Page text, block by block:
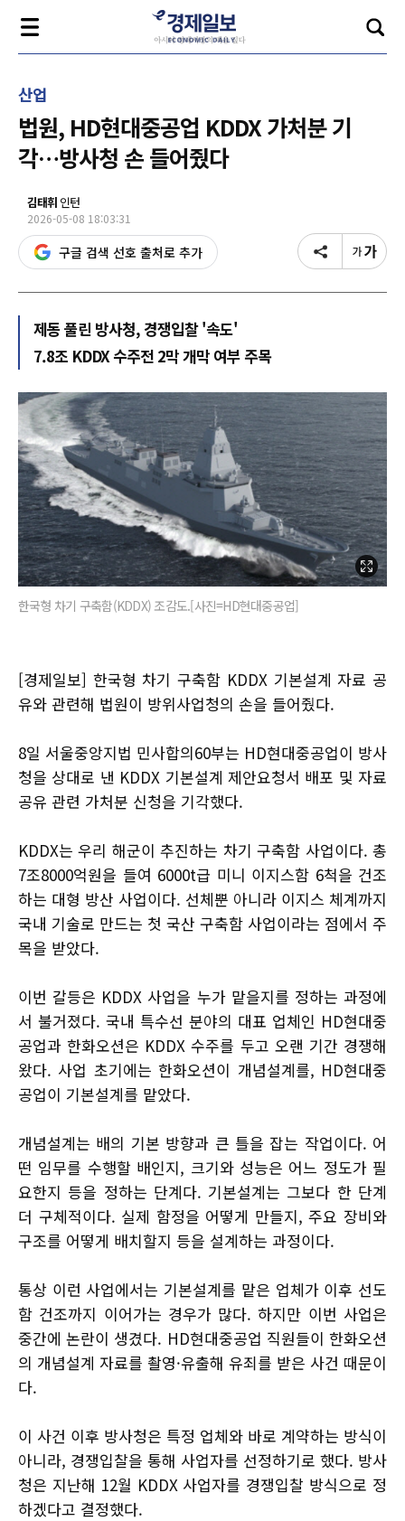
산업
법원, HD현대중공업 KDDX 가처분 기
각…방사청 손 들어줬다
김태휘 인턴
2026-05-08 18:03:31
구글 검색 선호 출처로 추가
제동 풀린 방사청, 경쟁입찰 '속도'
7.8조 KDDX 수주전 2막 개막 여부 주목
한국형 차기 구축함(KDDX) 조감도.[사진=HD현대중공업]
[경제일보] 한국형 차기 구축함 KDDX 기본설계 자료 공
유와 관련해 법원이 방위사업청의 손을 들어줬다.
8일 서울중앙지법 민사합의60부는 HD현대중공업이 방사
청을 상대로 낸 KDDX 기본설계 제안요청서 배포 및 자료
공유 관련 가처분 신청을 기각했다.
KDDX는 우리 해군이 추진하는 차기 구축함 사업이다. 총
7조8000억원을 들여 6000t급 미니 이지스함 6척을 건조
하는 대형 방산 사업이다. 선체뿐 아니라 이지스 체계까지
국내 기술로 만드는 첫 국산 구축함 사업이라는 점에서 주
목을 받았다.
이번 갈등은 KDDX 사업을 누가 맡을지를 정하는 과정에
서 불거졌다. 국내 특수선 분야의 대표 업체인 HD현대중
공업과 한화오션은 KDDX 수주를 두고 오랜 기간 경쟁해
왔다. 사업 초기에는 한화오션이 개념설계를, HD현대중
공업이 기본설계를 맡았다.
개념설계는 배의 기본 방향과 큰 틀을 잡는 작업이다. 어
떤 임무를 수행할 배인지, 크기와 성능은 어느 정도가 필
요한지 등을 정하는 단계다. 기본설계는 그보다 한 단계
더 구체적이다. 실제 함정을 어떻게 만들지, 주요 장비와
구조를 어떻게 배치할지 등을 설계하는 과정이다.
통상 이런 사업에서는 기본설계를 맡은 업체가 이후 선도
함 건조까지 이어가는 경우가 많다. 하지만 이번 사업은
중간에 논란이 생겼다. HD현대중공업 직원들이 한화오션
의 개념설계 자료를 촬영·유출해 유죄를 받은 사건 때문이
다.
이 사건 이후 방사청은 특정 업체와 바로 계약하는 방식이
아니라, 경쟁입찰을 통해 사업자를 선정하기로 했다. 방사
청은 지난해 12월 KDDX 사업자를 경쟁입찰 방식으로 정
하겠다고 결정했다.